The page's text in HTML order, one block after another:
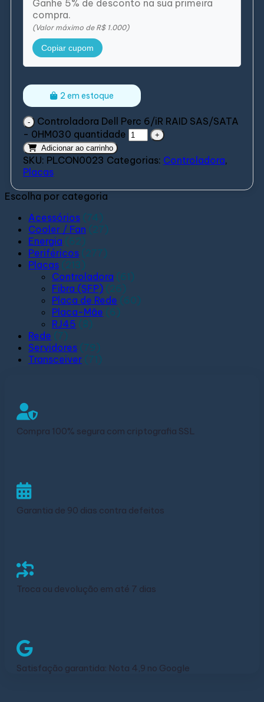
Ganhe 5% de desconto na sua primeira
compra.
(Valor máximo de R$ 1.000)
Copiar cupom
2 em estoque
Controladora Dell Perc 6/iR RAID SAS/SATA
- 0HM030 quantidade
Adicionar ao carrinho
SKU: PLCON0023 Categorias: Controladora,
Placas
Escolha por categoria
Acessórios (74)
Cooler / Fan (27)
Energia (62)
Periféricos (277)
Placas (213)
Controladora (61)
Fibra (SFP) (26)
Placa de Rede (60)
Placa-Mãe (6)
RJ45 (8)
Rede (7)
Servidores (79)
Transceiver (71)
Compra 100% segura com criptografia SSL
Garantia de 90 dias contra defeitos
Troca ou devolução em até 7 dias
Satisfação garantida: Nota 4,9 no Google